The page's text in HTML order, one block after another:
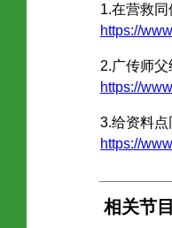
1.在营救
https://
2.广传师父
https://
3.给资料
https://
相关节目